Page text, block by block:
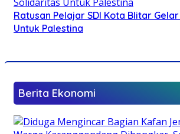
Ratusan Pelajar SDI Kota Blitar
Untuk Palestina
Berita Ekonomi